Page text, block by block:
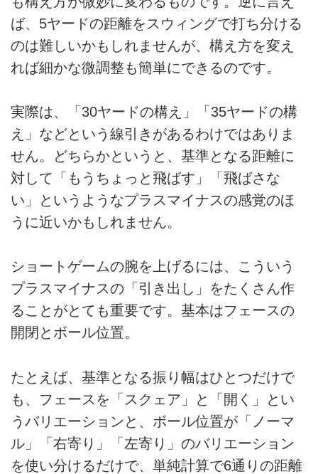
ば、5ヤードの距離をスウィングで打ち分ける
のは難しいかもしれませんが、構え方を変え
れば細かな微調整も簡単にできるのです。
実際は、「30ヤードの構え」「35ヤードの構
え」などという線引きがあるわけではありま
せん。どちらかというと、基準となる距離に
対して「もうちょっと飛ばす」「飛ばさな
い」というようなプラスマイナスの感覚のほ
うに近いかもしれません。
ショートゲームの腕を上げるには、こういう
プラスマイナスの「引き出し」をたくさん作
ることがとても重要です。基本はフェースの
開閉とボール位置。
たとえば、基準となる振り幅はひとつだけで
も、フェースを「スクェア」と「開く」とい
うバリエーションと、ボール位置が「ノーマ
ル」「右寄り」「左寄り」のバリエーション
を使い分けるだけで、単純計算で6通りの距離